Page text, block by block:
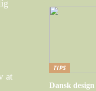
at
TIPS
Dansk design